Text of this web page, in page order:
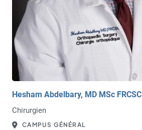
Hesham Abdelbary, MD MSc FRCSC
Chirurgien
CAMPUS GÉNÉRAL